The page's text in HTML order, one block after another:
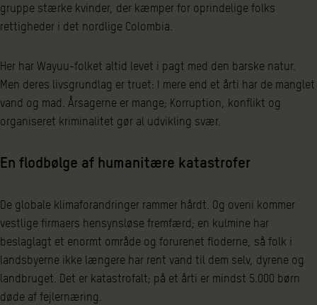
gruppe stærke kvinder, der kæmper for oprindelige folks
rettigheder i det nordlige Colombia.
Her har Wayuu-folket altid levet i pagt med den barske natur.
Men deres livsgrundlag er truet: I mere end et årti har de manglet
vand og mad. Årsagerne er mange; Korruption, konflikt og
organiseret kriminalitet gør al udvikling svær.
En flodbølge af humanitære katastrofer
De globale klimaforandringer rammer hårdt. Og oveni kommer
vestlige firmaers hensynsløse fremfærd; en kulmine har
beslaglagt et enormt område og forurenet floderne, så folk i
landsbyerne ikke længere har rent vand til dem selv, dyrene og
landbruget. Det er katastrofalt; på et årti er mindst 5.000 børn
døde af fejlernæring.